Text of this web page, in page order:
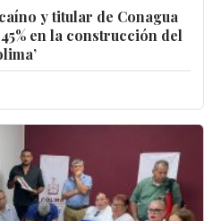
y titular de Conagua
en la construcción del